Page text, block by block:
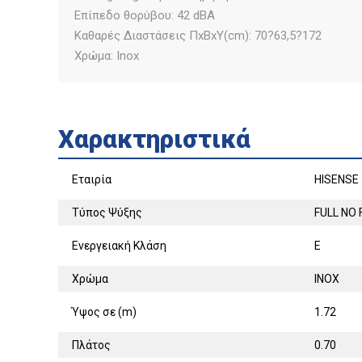
Επίπεδο θορύβου: 42 dBA
Καθαρές Διαστάσεις ΠxΒxΥ(cm): 70?63,5?172
Χρώμα: Inox
Χαρακτηριστικά
Εταιρία HISENSE
Τύπος Ψύξης FULL NO
Ενεργειακή Κλάση E
Χρώμα INOX
Ύψος σε (m) 1.72
Πλάτος 0.70